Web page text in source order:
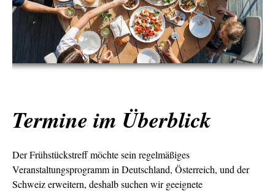
Termine im Überblick
Der Frühstückstreff möchte sein regelmäßiges
Veranstaltungsprogramm in Deutschland, Österreich, und der
Schweiz erweitern, deshalb suchen wir geeignete